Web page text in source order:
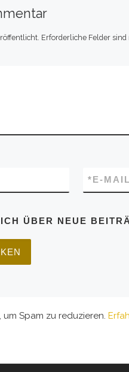
Erforderliche Felder sind
E-
*
ÜBER NEUE
Spam zu reduzieren.